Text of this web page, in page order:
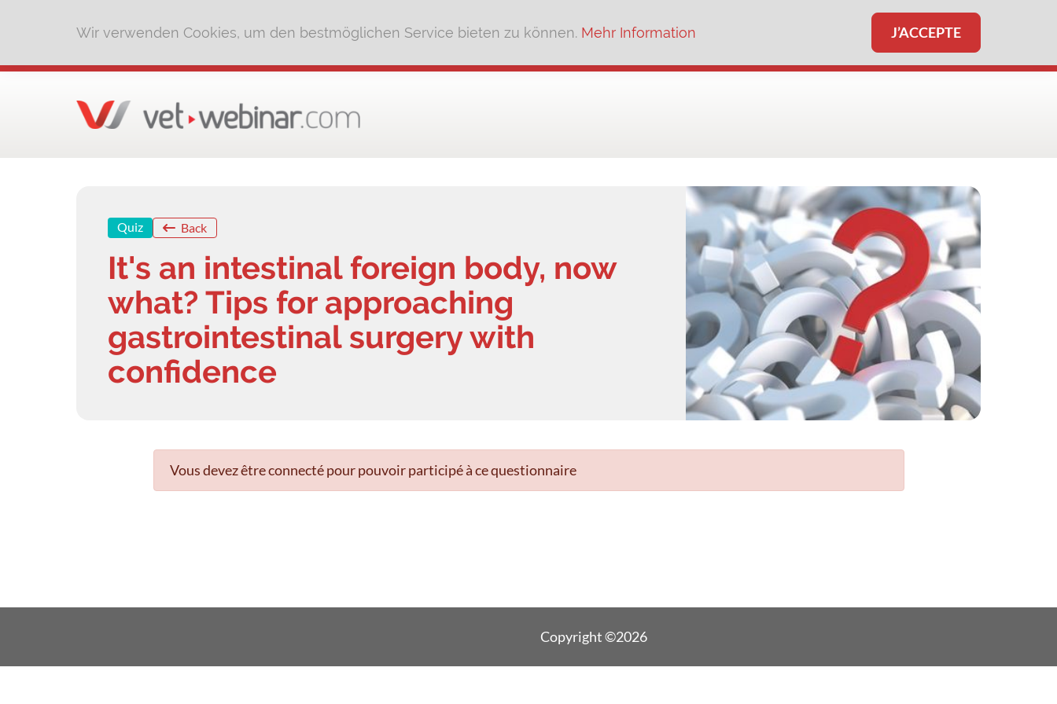
Wir verwenden Cookies, um den bestmöglichen Service bieten zu können. Mehr Information J’ACCEPTE
Quiz Back
It's an intestinal foreign body, now
what? Tips for approaching
gastrointestinal surgery with
confidence
Vous devez être connecté pour pouvoir participé à ce questionnaire
Copyright ©2026